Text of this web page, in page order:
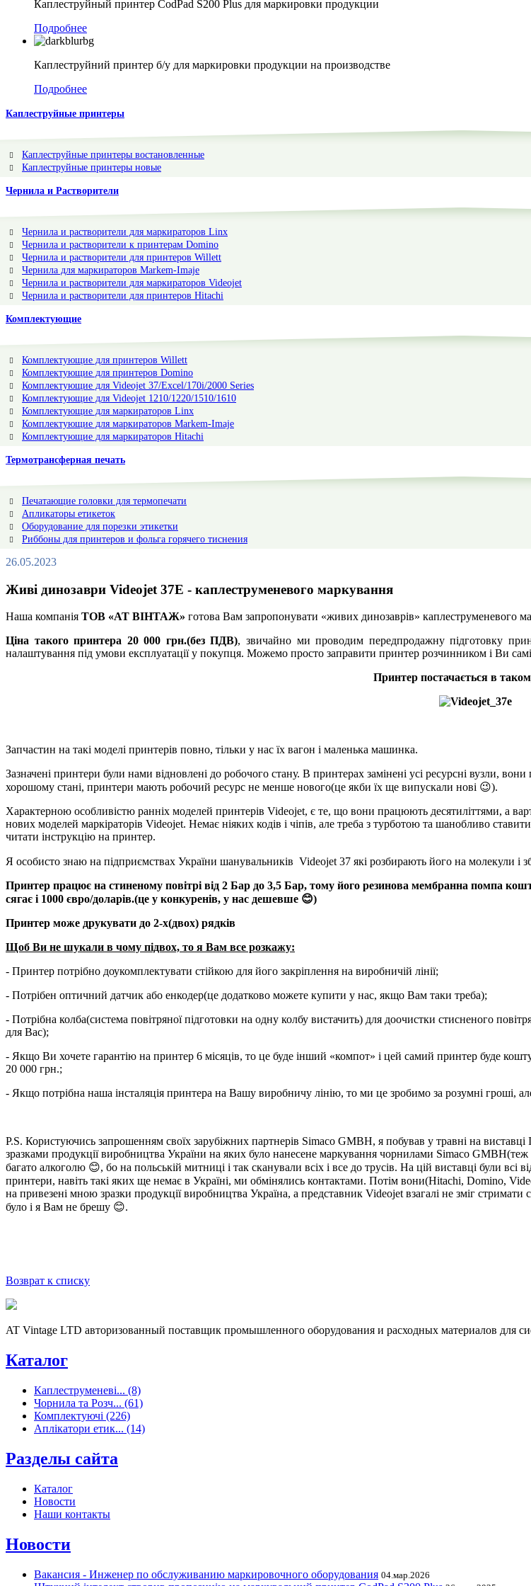
Каплеструйный принтер CodPad S200 Plus для маркировки продукции
Подробнее
Каплеструйний принтер б/у для маркировки продукции на производстве
Подробнее
Каплеструйные принтеры
Каплеструйные принтеры востановленные
Каплеструйные принтеры новые
Чернила и Растворители
Чернила и растворители для маркираторов Linx
Чернила и растворители к принтерам Domino
Чернила и растворители для принтеров Willett
Чернила для маркираторов Markem-Imaje
Чернила и растворители для маркираторов Videojet
Чернила и растворители для принтеров Hitachi
Комплектующие
Комплектующие для принтеров Willett
Комплектующие для принтеров Domino
Комплектующие для Videojet 37/Excel/170i/2000 Series
Комплектующие для Videojet 1210/1220/1510/1610
Комплектующие для маркираторов Linx
Комплектующие для маркираторов Markem-Imaje
Комплектующие для маркираторов Hitachi
Термотрансферная печать
Печатающие головки для термопечати
Апликаторы етикеток
Оборудование для порезки этикетки
Риббоны для принтеров и фольга горячего тиснения
26.05.2023
Живі динозаври Videojet 37E - каплеструменевого маркування
Наша компанія ТОВ «АТ ВІНТАЖ» готова Вам запропонувати «живих динозаврів» каплеструменевого
Ціна такого принтера 20 000 грн.(без ПДВ), звичайно ми проводим передпродажну підготовку
налаштування під умови експлуатації у покупця. Можемо просто заправити принтер розчинником і Ви
Принтер постачається в
Запчастин на такі моделі принтерів повно, тільки у нас їх вагон і маленька машинка.
Зазначені принтери були нами відновлені до робочого стану. В принтерах замінені усі ресурсні вузли,
хорошому стані, принтери мають робочий ресурс не менше нового(це якби їх ще випускали нові 😉).
Характерною особливістю ранніх моделей принтерів Videojet, є те, що вони працюють десятиліттями, а
нових моделей маркіраторів Videojet. Немає ніяких кодів і чіпів, але треба з турботою та шанобливо
читати інструкцію на принтер.
Я особисто знаю на підприємствах України шанувальників Videojet 37 які розбирають його на молекули і
Принтер працює на стиненому повітрі від 2 Бар до 3,5 Бар, тому його резинова мембранна помпа
сягає і 1000 євро/доларів.(це у конкуренів, у нас дешевше 😊)
Принтер може друкувати до 2-х(двох) рядків
Щоб Ви не шукали в чому підвох, то я Вам все розкажу:
- Принтер потрібно доукомплектувати стійкою для його закріплення на виробничій лінії;
- Потрібен оптичний датчик або енкодер(це додатково можете купити у нас, якщо Вам таки треба);
- Потрібна колба(система повітряної підготовки на одну колбу вистачить) для доочистки стисненого
для Вас);
- Якщо Ви хочете гарантію на принтер 6 місяців, то це буде інший «компот» і цей самий принтер буде
20 000 грн.;
- Якщо потрібна наша інсталяція принтера на Вашу виробничу лінію, то ми це зробимо за розумні гроші,
P.S. Користуючись запрошенням своїх зарубіжних партнерів Simaco GMBH, я побував у травні на
зразками продукції виробництва України на яких було нанесене маркування чорнилами Simaco GMBH(теж
багато алкоголю 😊, бо на польській митниці і так сканували всіх і все до трусів. На цій виставці були
принтери, навіть такі яких ще немає в Україні, ми обмінялись контактами. Потім вони(Hitachi, Domino,
на привезені мною зразки продукції виробництва Україна, а представник Videojet взагалі не зміг
було і я Вам не брешу 😊.
Возврат к списку
AT Vintage LTD авторизованный поставщик промышленного оборудования и расходных материалов для
Каталог
Каплеструменеві... (8)
Чорнила та Розч... (61)
Комплектуючі (226)
Аплікатори етик... (14)
Разделы сайта
Каталог
Новости
Наши контакты
Новости
Вакансия - Инженер по обслуживанию маркировочного оборудования 04.мар.2026